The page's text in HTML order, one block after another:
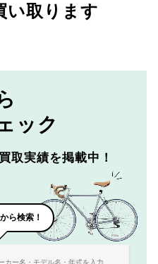
い取ります
ック
取実績を掲載中！
ら検索！